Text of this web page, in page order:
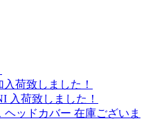
入荷致しました！
入荷致しました！
ヘッドカバー 在庫ございま